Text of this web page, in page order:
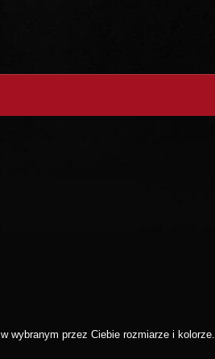
wybranym przez Ciebie rozmiarze i kolorze.